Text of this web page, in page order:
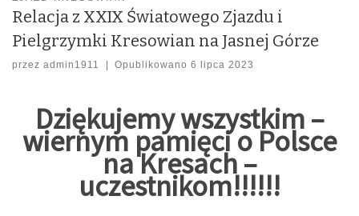
Relacja z XXIX Światowego Zjazdu i
Pielgrzymki Kresowian na Jasnej Górze
przez admin1911 Opublikowano6 lipca 2023
Dziękujemy wszystkim –
wiernym pamięci o Polsce
na Kresach –
uczestnikom!!!!!!